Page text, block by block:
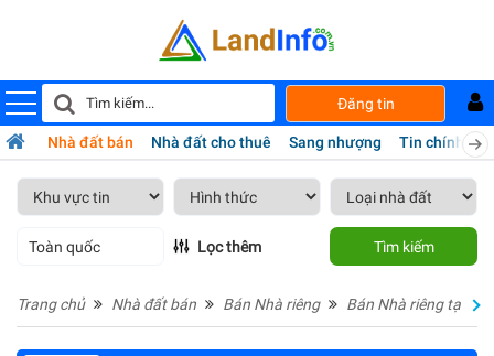
Đăng tin
Nhà đất bán Nhà đất cho thuê Sang nhượng Tin chính chủ
Toàn quốc Lọc thêm Tìm kiếm
Trang chủ Nhà đất bán Bán Nhà riêng Bán Nhà riêng tại Hồ